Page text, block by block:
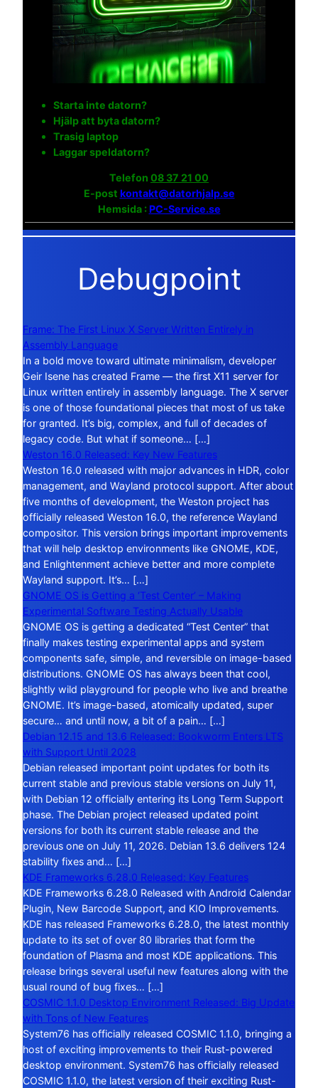
Starta inte datorn?
Hjälp att byta datorn?
Trasig laptop
Laggar speldatorn?
Telefon 08 37 21 00
E-post kontakt@datorhjalp.se
Hemsida :PC-Service.se
Debugpoint
Frame: The First Linux X Server Written Entirely in
Assembly Language
In a bold move toward ultimate minimalism, developer
Geir Isene has created Frame — the first X11 server for
Linux written entirely in assembly language. The X server
is one of those foundational pieces that most of us take
for granted. It’s big, complex, and full of decades of
legacy code. But what if someone… […]
Weston 16.0 Released: Key New Features
Weston 16.0 released with major advances in HDR, color
management, and Wayland protocol support. After about
five months of development, the Weston project has
officially released Weston 16.0, the reference Wayland
compositor. This version brings important improvements
that will help desktop environments like GNOME, KDE,
and Enlightenment achieve better and more complete
Wayland support. It’s… […]
GNOME OS is Getting a ‘Test Center’ – Making
Experimental Software Testing Actually Usable
GNOME OS is getting a dedicated “Test Center” that
finally makes testing experimental apps and system
components safe, simple, and reversible on image-based
distributions. GNOME OS has always been that cool,
slightly wild playground for people who live and breathe
GNOME. It’s image-based, atomically updated, super
secure… and until now, a bit of a pain… […]
Debian 12.15 and 13.6 Released: Bookworm Enters LTS
with Support Until 2028
Debian released important point updates for both its
current stable and previous stable versions on July 11,
with Debian 12 officially entering its Long Term Support
phase. The Debian project released updated point
versions for both its current stable release and the
previous one on July 11, 2026. Debian 13.6 delivers 124
stability fixes and… […]
KDE Frameworks 6.28.0 Released: Key Features
KDE Frameworks 6.28.0 Released with Android Calendar
Plugin, New Barcode Support, and KIO Improvements.
KDE has released Frameworks 6.28.0, the latest monthly
update to its set of over 80 libraries that form the
foundation of Plasma and most KDE applications. This
release brings several useful new features along with the
usual round of bug fixes… […]
COSMIC 1.1.0 Desktop Environment Released: Big Update
with Tons of New Features
System76 has officially released COSMIC 1.1.0, bringing a
host of exciting improvements to their Rust-powered
desktop environment. System76 has officially released
COSMIC 1.1.0, the latest version of their exciting Rust-